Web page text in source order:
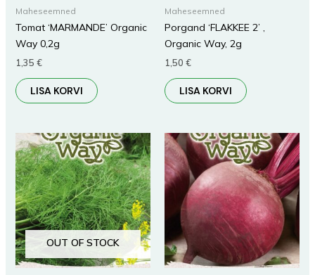
Maheseemned
Tomat ‘MARMANDE’ Organic
Way 0,2g
1,35 €
LISA KORVI
Maheseemned
Porgand ‘FLAKKEE 2’ ,
Organic Way, 2g
1,50 €
LISA KORVI
OUT OF STOCK